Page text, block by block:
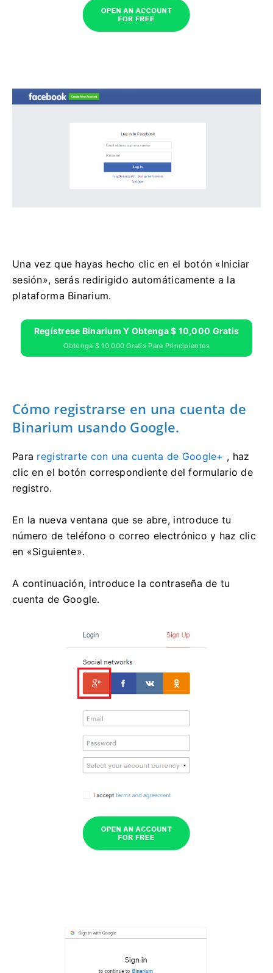
Una vez que hayas hecho clic en el botón «Iniciar
sesión», serás redirigido automáticamente a la
plataforma Binarium.
Regístrese Binarium Y Obtenga $ 10,000 Gratis
Obtenga $ 10,000 Gratis Para Principiantes
Cómo registrarse en una cuenta de
Binarium usando Google.
Para registrarte con una cuenta de Google+ , haz
clic en el botón correspondiente del formulario de
registro.
En la nueva ventana que se abre, introduce tu
número de teléfono o correo electrónico y haz clic
en «Siguiente».
A continuación, introduce la contraseña de tu
cuenta de Google.